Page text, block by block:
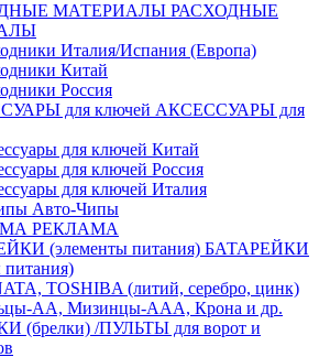
РАСХОДНЫЕ
Италия/Испания (Европа)
Китай
Россия
АКСЕССУАРЫ для
для ключей Китай
для ключей Россия
для ключей Италия
Авто-Чипы
РЕКЛАМА
БАТАРЕЙКИ
питания)
TOSHIBA (литий, серебро, цинк)
АА, Мизинцы-ААА, Крона и др.